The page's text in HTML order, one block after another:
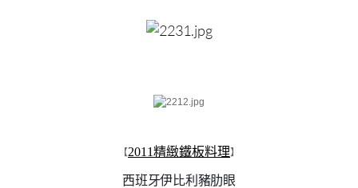
【2011精緻鐵板料理】
西班牙伊比利豬肋眼